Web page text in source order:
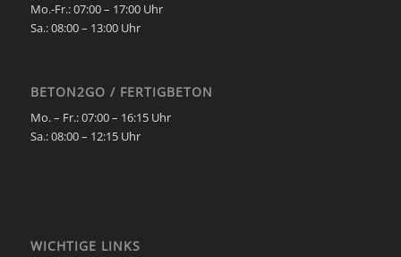
Mo.-Fr.: 07:00 – 17:00 Uhr
Sa.:08:00 – 13:00 Uhr
BETON2GO / FERTIGBETON
Mo. – Fr.:07:00 – 16:15 Uhr
Sa.:08:00 – 12:15 Uhr
WICHTIGE LINKS